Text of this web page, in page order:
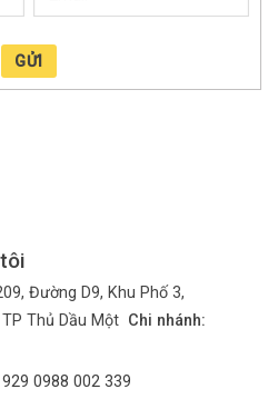
GỬI
Đường D9, Khu Phố 3,
Thủ Dầu Một Chi nhánh:
0988 002 339